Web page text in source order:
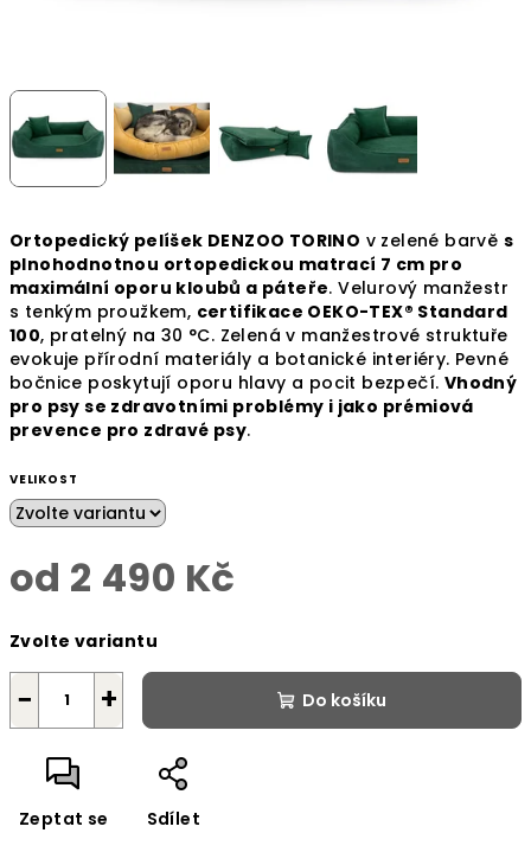
Ortopedický pelíšek DENZOO TORINO v zelené barvě s
plnohodnotnou ortopedickou matrací 7 cm pro
maximální oporu kloubů a páteře. Velurový manžestr
s tenkým proužkem, certifikace OEKO-TEX® Standard
100, pratelný na 30 °C. Zelená v manžestrové struktuře
evokuje přírodní materiály a botanické interiéry. Pevné
bočnice poskytují oporu hlavy a pocit bezpečí. Vhodný
pro psy se zdravotními problémy i jako prémiová
prevence pro zdravé psy.
VELIKOST
od 2 490 Kč
cena:
Zvolte variantu
+
− Do košíku
Zeptat se Sdílet